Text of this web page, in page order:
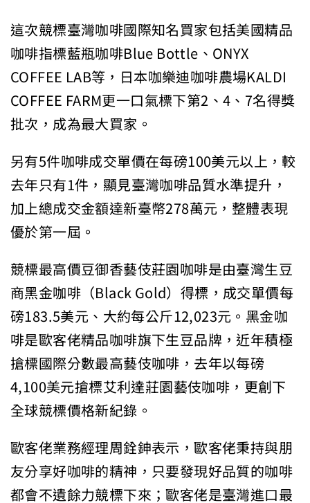
這次競標臺灣咖啡國際知名買家包括美國精品
咖啡指標藍瓶咖啡Blue Bottle、ONYX
COFFEE LAB等，日本咖樂迪咖啡農場KALDI
COFFEE FARM更一口氣標下第2、4、7名得獎
批次，成為最大買家。
另有5件咖啡成交單價在每磅100美元以上，較
去年只有1件，顯見臺灣咖啡品質水準提升，
加上總成交金額達新臺幣278萬元，整體表現
優於第一屆。
競標最高價豆御香藝伎莊園咖啡是由臺灣生豆
商黑金咖啡（Black Gold）得標，成交單價每
磅183.5美元、大約每公斤12,023元。黑金咖
啡是歐客佬精品咖啡旗下生豆品牌，近年積極
搶標國際分數最高藝伎咖啡，去年以每磅
4,100美元搶標艾利達莊園藝伎咖啡，更創下
全球競標價格新紀錄。
歐客佬業務經理周銓鉮表示，歐客佬秉持與朋
友分享好咖啡的精神，只要發現好品質的咖啡